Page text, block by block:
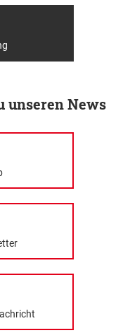
unseren News